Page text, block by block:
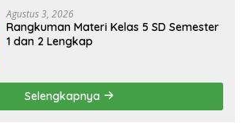
Agustus 3, 2026
Rangkuman Materi Kelas 5 SD Semester
1 dan 2 Lengkap
Selengkapnya